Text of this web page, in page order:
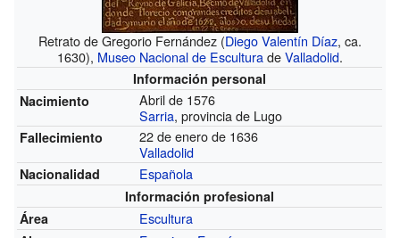
Retrato de Gregorio Fernández (Diego Valentín Díaz, ca.
1630), Museo Nacional de EsculturadeValladolid.
Información personal
Nacimiento
Abril de 1576
Sarria, provincia de Lugo
Fallecimiento
22 de enero de 1636
Valladolid
Nacionalidad Española
Información profesional
Área
Escultura